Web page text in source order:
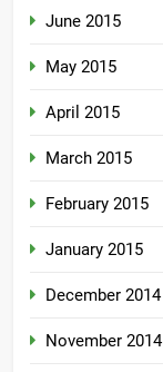
June 2015
May 2015
April 2015
March 2015
February 2015
January 2015
December 2014
November 2014